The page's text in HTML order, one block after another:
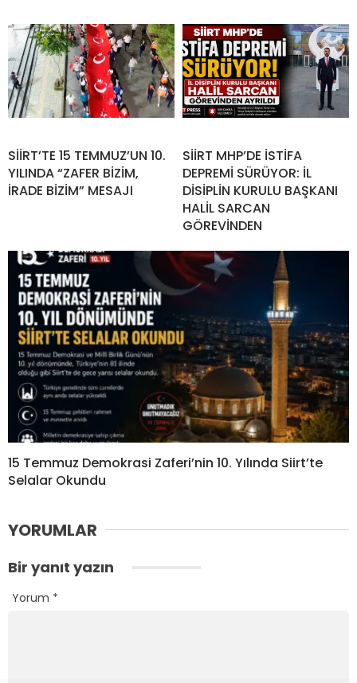
SİİRT’TE 15 TEMMUZ’UN 10.
YILINDA “ZAFER BİZİM,
İRADE BİZİM” MESAJI
SİİRT MHP’DE İSTİFA
DEPREMİ SÜRÜYOR: İL
DİSİPLİN KURULU BAŞKANI
HALİL SARCAN
GÖREVİNDEN
15 Temmuz Demokrasi Zaferi’nin 10. Yılında Siirt’te
Selalar Okundu
YORUMLAR
Bir yanıt yazın
Yorum *